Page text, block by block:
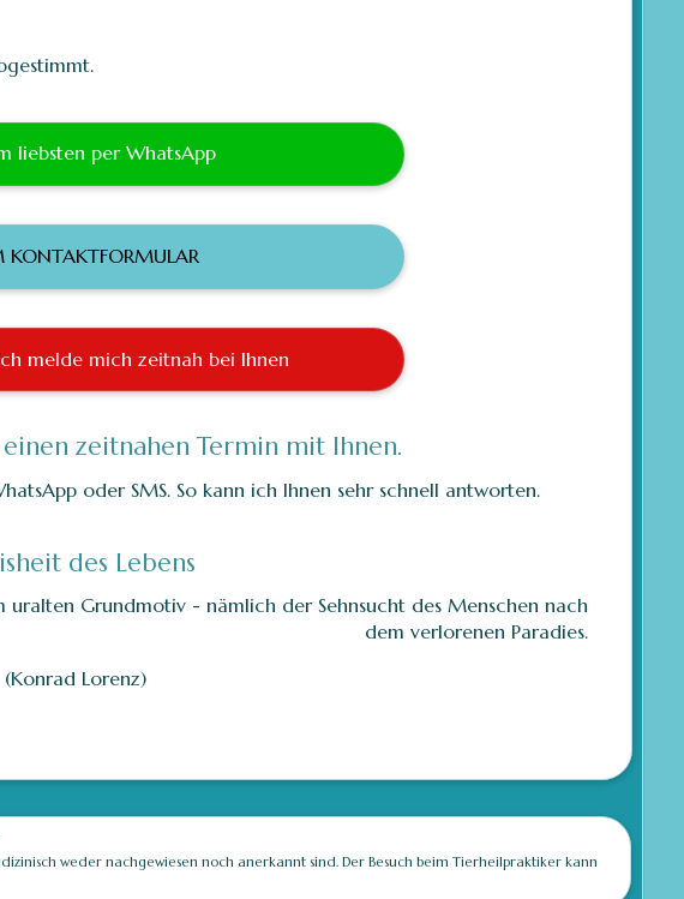
liebsten per WhatsApp
KONTAKTFORMULAR
melde mich zeitnah bei Ihnen
zeitnahen Termin mit Ihnen.
oder SMS. So kann ich Ihnen sehr schnell antworten.
des Lebens
Grundmotiv - nämlich der Sehnsucht des Menschen nach
dem verlorenen Paradies.
(Konrad Lorenz)
weder nachgewiesen noch anerkannt sind. Der Besuch beim Tierheilpraktiker kann